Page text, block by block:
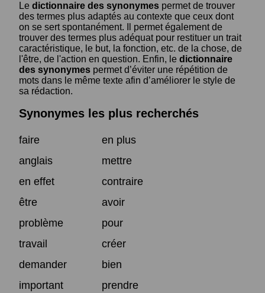
Le dictionnaire des synonymes permet de trouver
des termes plus adaptés au contexte que ceux dont
on se sert spontanément. Il permet également de
trouver des termes plus adéquat pour restituer un trait
caractéristique, le but, la fonction, etc. de la chose, de
l'être, de l'action en question. Enfin, le dictionnaire
des synonymes permet d’éviter une répétition de
mots dans le même texte afin d’améliorer le style de
sa rédaction.
Synonymes les plus recherchés
faire
en plus
anglais
mettre
en effet
contraire
être
avoir
problème
pour
travail
créer
demander
bien
important
prendre